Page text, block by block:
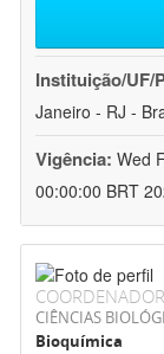
Instituição/UF/
Janeiro - RJ -
Vigência: Wed
00:00:00 BRT
CIÊNCIAS
Bioquímica